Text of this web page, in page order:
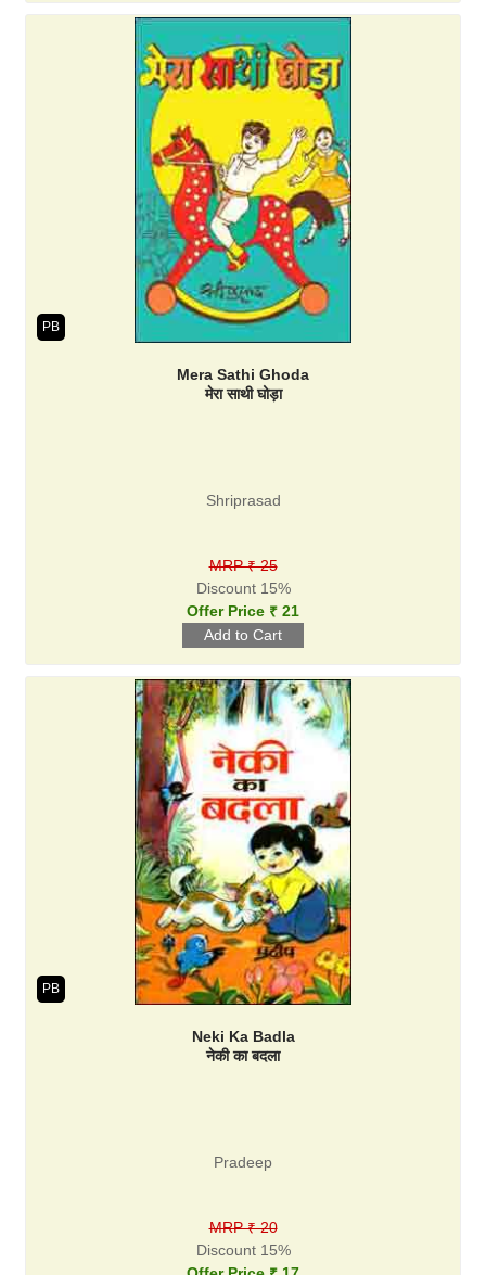
PB
Mera Sathi Ghoda
मेरा साथी घोड़ा
Shriprasad
MRP ₹ 25
Discount 15%
Offer Price ₹ 21
PB
Neki Ka Badla
नेकी का बदला
Pradeep
MRP ₹ 20
Discount 15%